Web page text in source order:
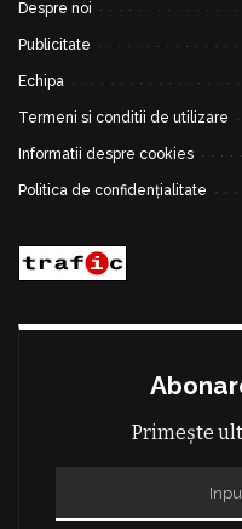
Despre noi
Publicitate
Echipa
Termeni si conditii de utilizare
Informatii despre cookies
Politica de confidențialitate
Primește